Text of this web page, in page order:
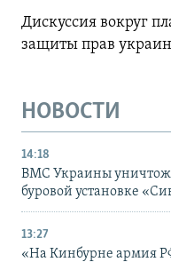
Дискуссия вокруг
защиты прав
НОВОСТИ
14:18
ВМС Украины
буровой установке
13:27
«На Кинбурне армия